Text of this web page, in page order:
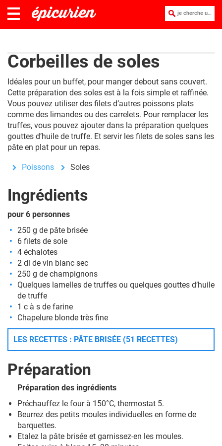
je cherche une recette :
Corbeilles de soles
Idéales pour un buffet, pour manger debout sans couvert.
Cette préparation des soles est à la fois simple et raffinée.
Vous pouvez utiliser des filets d’autres poissons plats
comme des limandes ou des carrelets. Pour remplacer les
truffes, vous pouvez ajouter dans la préparation quelques
gouttes d’huile de truffe. Et servir les filets de soles sans les
pâte en plat pour un repas.
Poissons Soles
Ingrédients
pour 6 personnes
250 g de pâte brisée
6 filets de sole
4 échalotes
2 dl de vin blanc sec
250 g de champignons
Quelques lamelles de truffes ou quelques gouttes d’huile
de truffe
1 c à s de farine
Chapelure blonde très fine
LES RECETTES : PÂTE BRISÉE (51 RECETTES)
Préparation
Préparation des ingrédients
Préchauffez le four à 150°C, thermostat 5.
Beurrez des petits moules individuelles en forme de
barquettes.
Etalez la pâte brisée et garnissez-en les moules.